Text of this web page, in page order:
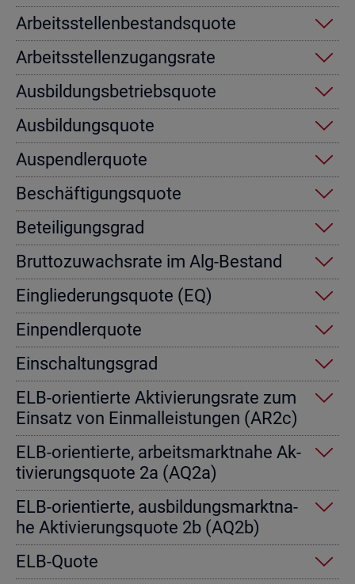
Ar­beits­stel­len­be­stands­quo­te
Ar­beits­stel­len­zu­gangs­ra­te
Aus­bil­dungs­be­triebs­quo­te
Aus­bil­dungs­quo­te
Aus­pend­ler­quo­te
Be­schäf­ti­gungs­quo­te
Be­tei­li­gungs­grad
Brut­to­zu­wachs­ra­te im Alg-Be­stand
Ein­glie­de­rungs­quo­te (EQ)
Ein­pend­ler­quo­te
Ein­schal­tungs­grad
ELB-ori­en­tier­te Ak­ti­vie­rungs­ra­te zum
Ein­satz von Einmal­leis­tun­gen (AR2c)
ELB-ori­en­tier­te, ar­beits­markt­na­he Ak­
ti­vie­rungs­quo­te 2a (AQ2a)
ELB-ori­en­tier­te, aus­bil­dungs­markt­na­
he Ak­ti­vie­rungs­quo­te 2b (AQ2b)
ELB-Quote